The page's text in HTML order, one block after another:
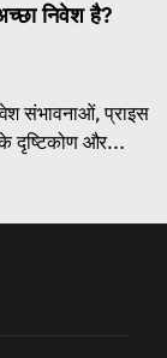
निवेश है?
संभावनाओं, प्राइस
दृष्टिकोण और